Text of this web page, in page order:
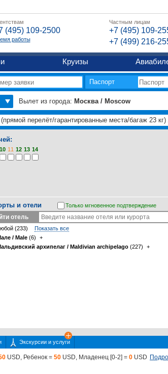
(495) 109-2500
работы
Частным лицам
+7 (495) 109-
+7 (499) 216-
Круизы
Паспорт
Вылет из города: Москва / Moscow
10 11 12 13 14
Только мгновенное подтверждение
и отели
отель
(233)
Показать все
/ Male (6)
+
архипелаг / Maldivian archipelago (227) +
Экскурсии и услуги
USD, Ребенок = 50 USD, Младенец [0-2] = 0 USD